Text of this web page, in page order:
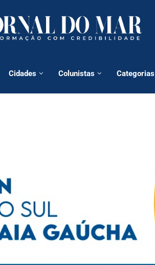
Cidades Colunistas Categorias